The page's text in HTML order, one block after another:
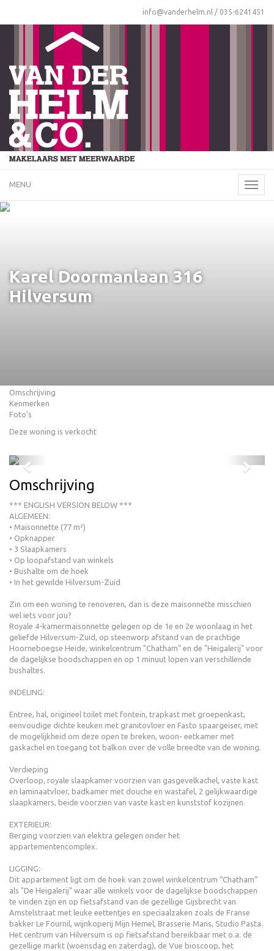
info@vanderhelm.nl / 035-6241451
MENU
Omschrijving
Kenmerken
Foto's
Karel Doormanlaan 316
Hilversum
Deze woning is verkocht
Previous Next
Omschrijving
*** ENGLISH VERSION BELOW ***
ALGEMEEN:
• Maisonnette (77 m²)
• Opknapper
• 3 Slaapkamers
• Op loopafstand van winkels
• Bushalte om de hoek
• In het gewilde Hilversum-Zuid
Zin om een woning te renoveren, dan is deze maisonnette misschien
wel iets voor jou?
Royale 4-kamermaisonnette gelegen op de 1e en 2e woonlaag in het
geliefde Hilversum-Zuid, op steenworp afstand van de prachtige
Hoorneboegse Heide, winkelcentrum "Chatham" en de "Heigalerij" voor
de dagelijkse boodschappen en op 1 minuut lopen van verschillende
bushaltes.
INDELING:
Entree, hal, origineel toilet met fontein, trapkast met groepenkast,
eenvoudige dichte keuken met granitovloer en Fasto spaargeiser, met
de mogelijkheid om deze open te breken, woon- eetkamer met
gaskachel en toegang tot balkon over de volle breedte van de woning.
Verdieping
Overloop, royale slaapkamer voorzien van gasgevelkachel, vaste kast
en laminaatvloer, badkamer met douche en wastafel, 2 gelijkwaardige
slaapkamers, beide voorzien van vaste kast en kunststof kozijnen.
EXTERIEUR:
Berging voorzien van elektra gelegen onder het
appartementencomplex.
LIGGING:
Dit appartement ligt om de hoek van zowel winkelcentrum “Chatham”
als "De Heigalerij" waar alle winkels voor de dagelijkse boodschappen
te vinden zijn en op fietsafstand van de gezellige Gijsbrecht van
Amstelstraat met leuke eettentjes en speciaalzaken zoals de Franse
bakker Le Fournil, wijnkoperij Mijn Hemel, Brasserie Mans, Studio Pasta.
Het centrum van Hilversum is op fietsafstand bereikbaar met o.a. de
gezellige markt (woensdag en zaterdag), de Vue bioscoop, het